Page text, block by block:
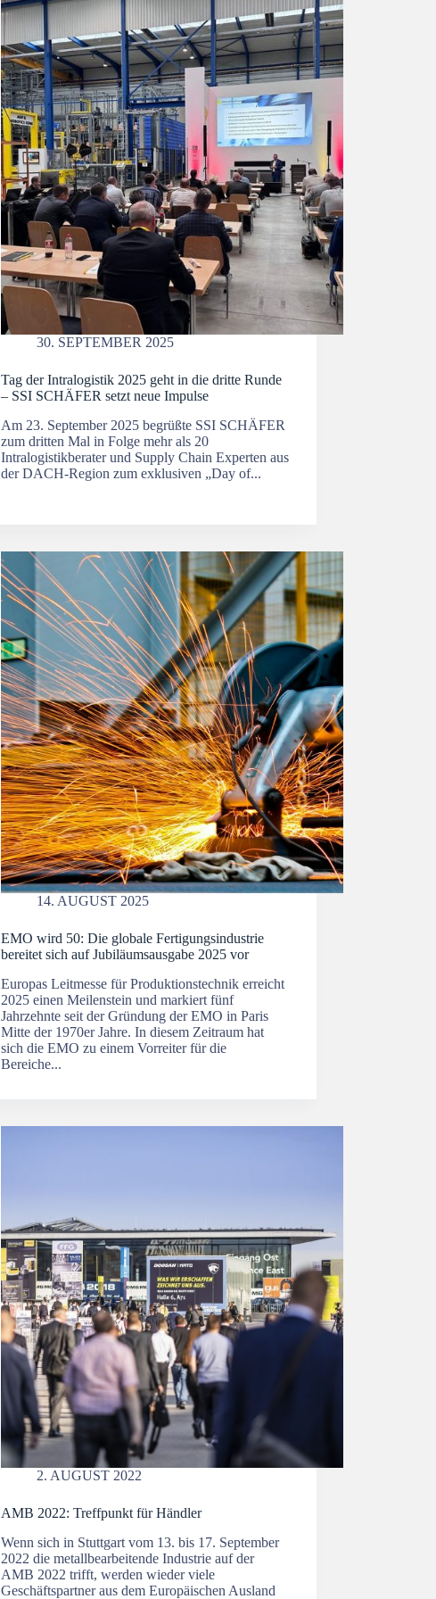
30. SEPTEMBER 2025
Tag der Intralogistik 2025 geht in die dritte Runde
– SSI SCHÄFER setzt neue Impulse
Am 23. September 2025 begrüßte SSI SCHÄFER
zum dritten Mal in Folge mehr als 20
Intralogistikberater und Supply Chain Experten aus
der DACH-Region zum exklusiven „Day of...
14. AUGUST 2025
EMO wird 50: Die globale Fertigungsindustrie
bereitet sich auf Jubiläumsausgabe 2025 vor
Europas Leitmesse für Produktionstechnik erreicht
2025 einen Meilenstein und markiert fünf
Jahrzehnte seit der Gründung der EMO in Paris
Mitte der 1970er Jahre. In diesem Zeitraum hat
sich die EMO zu einem Vorreiter für die
Bereiche...
2. AUGUST 2022
AMB 2022: Treffpunkt für Händler
Wenn sich in Stuttgart vom 13. bis 17. September
2022 die metallbearbeitende Industrie auf der
AMB 2022 trifft, werden wieder viele
Geschäftspartner aus dem Europäischen Ausland